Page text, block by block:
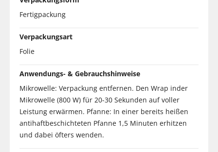
Fertigpackung
Verpackungsart
Folie
Anwendungs- & Gebrauchshinweise
Mikrowelle: Verpackung entfernen. Den Wrap inder
Mikrowelle (800 W) für 20-30 Sekunden auf voller
Leistung erwärmen. Pfanne: In einer bereits heißen
antihaftbeschichteten Pfanne 1,5 Minuten erhitzen
und dabei öfters wenden.